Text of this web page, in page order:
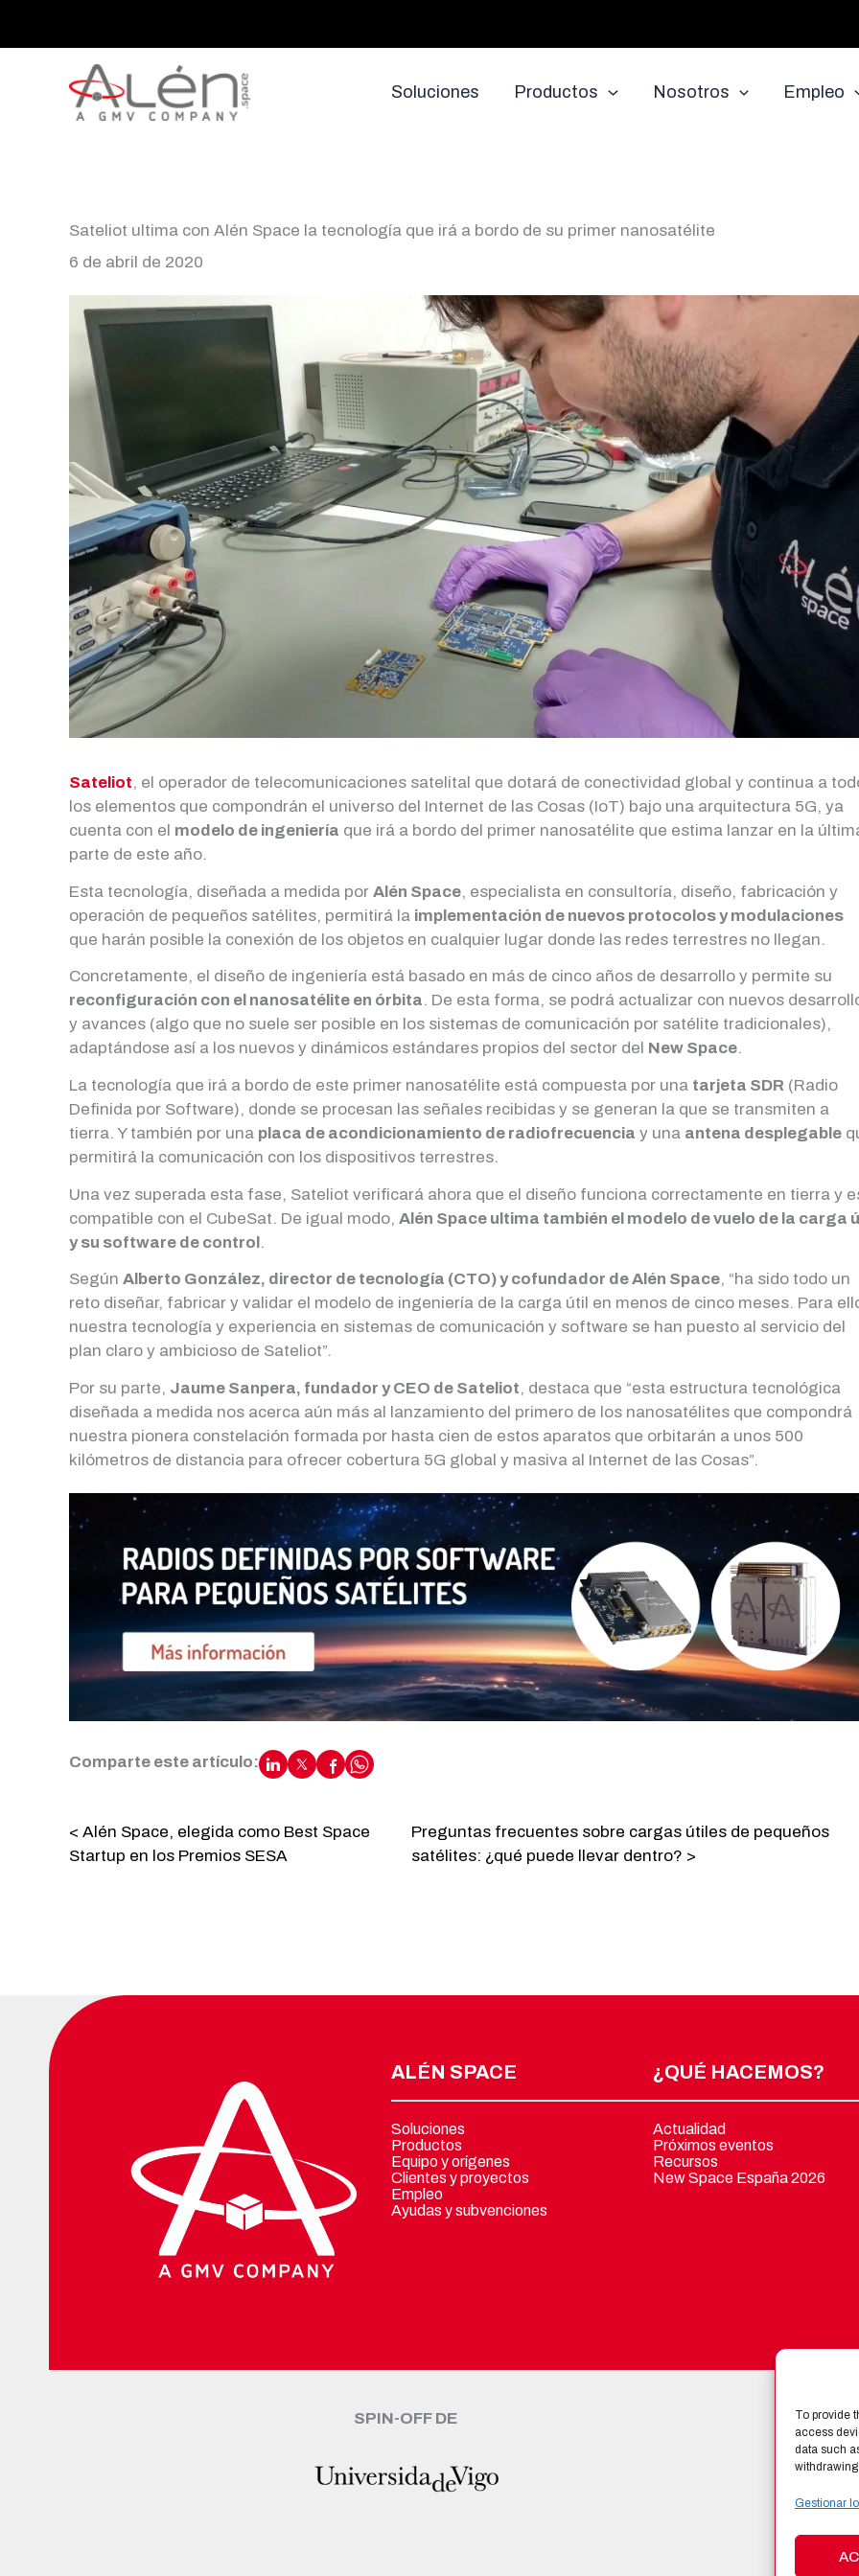
To provide
access
data such
Gestionar
Soluciones Productos Nosotros Empleo
Sateliot ultima con Alén Space la tecnología que irá a bordo de su primer nanosatélite
6 de abril de 2020
Sateliot, el operador de telecomunicaciones satelital que dotará de conectividad global y continua a
los elementos que compondrán el universo del Internet de las Cosas (IoT) bajo una arquitectura 5G, ya
cuenta con el modelo de ingeniería que irá a bordo del primer nanosatélite que estima lanzar en la
parte de este año.
Esta tecnología, diseñada a medida por Alén Space, especialista en consultoría, diseño, fabricación y
operación de pequeños satélites, permitirá la implementación de nuevos protocolos y modulaciones
que harán posible la conexión de los objetos en cualquier lugar donde las redes terrestres no llegan.
Concretamente, el diseño de ingeniería está basado en más de cinco años de desarrollo y permite su
reconfiguración con el nanosatélite en órbita. De esta forma, se podrá actualizar con nuevos
y avances (algo que no suele ser posible en los sistemas de comunicación por satélite tradicionales),
adaptándose así a los nuevos y dinámicos estándares propios del sector del New Space.
La tecnología que irá a bordo de este primer nanosatélite está compuesta por una tarjeta SDR (Radio
Definida por Software), donde se procesan las señales recibidas y se generan la que se transmiten a
tierra. Y también por una placa de acondicionamiento de radiofrecuencia y una antena desplegable
permitirá la comunicación con los dispositivos terrestres.
Una vez superada esta fase, Sateliot verificará ahora que el diseño funciona correctamente en tierra y
compatible con el CubeSat. De igual modo, Alén Space ultima también el modelo de vuelo de la carga
y su software de control.
Según Alberto González, director de tecnología (CTO) y cofundador de Alén Space, “ha sido todo un
reto diseñar, fabricar y validar el modelo de ingeniería de la carga útil en menos de cinco meses. Para
nuestra tecnología y experiencia en sistemas de comunicación y software se han puesto al servicio del
plan claro y ambicioso de Sateliot”.
Por su parte, Jaume Sanpera, fundador y CEO de Sateliot, destaca que “esta estructura tecnológica
diseñada a medida nos acerca aún más al lanzamiento del primero de los nanosatélites que compondrá
nuestra pionera constelación formada por hasta cien de estos aparatos que orbitarán a unos 500
kilómetros de distancia para ofrecer cobertura 5G global y masiva al Internet de las Cosas”.
Comparte este artículo:
< Alén Space, elegida como Best Space
Startup en los Premios SESA
Preguntas frecuentes sobre cargas útiles de pequeños
satélites: ¿qué puede llevar dentro? >
ALÉN SPACE
Soluciones
Productos
Equipo y orígenes
Clientes y proyectos
Empleo
Ayudas y subvenciones
¿QUÉ HACEMOS?
Actualidad
Próximos eventos
Recursos
New Space España 2026
SPIN-OFF DE